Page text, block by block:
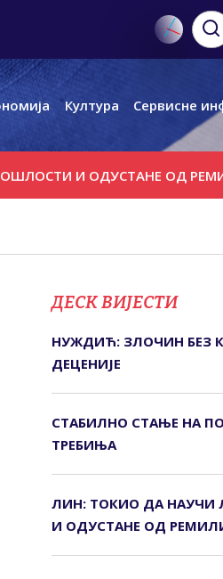
Култура Сервисне
И ОДУСТАНЕ ОД
ДЕСК ВИЈЕСТИ
НУЖДИЋ: ЗЛОЧИН БЕЗ
ДЕЦЕНИЈЕ
СТАБИЛНО СТАЊЕ НА
ТРЕБИЊА
ЛИН: ТОКИО ДА НАУЧИ
И ОДУСТАНЕ ОД